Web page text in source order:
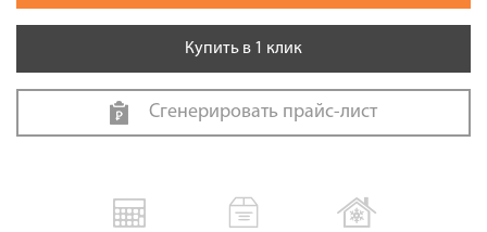
Купить в 1 клик
Сгенерировать прайс-лист